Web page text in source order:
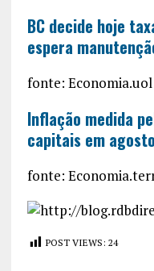
BC decide hoje
espera
fonte: Economia.uol
Inflação medida
capitais em agosto
fonte:
POST VIEWS: 24